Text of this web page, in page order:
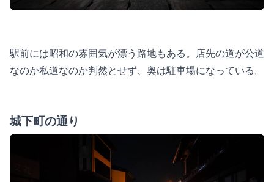
駅前には昭和の雰囲気が漂う路地もある。店先の道が公道
なのか私道なのか判然とせず、奥は駐車場になっている。
城下町の通り